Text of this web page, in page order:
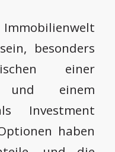
besonders
einer
und einem
Investment
haben